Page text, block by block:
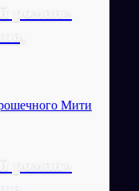
роман»
роман»